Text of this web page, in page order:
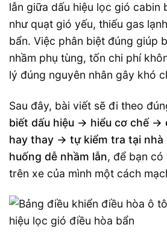
lẫn giữa dấu hiệu lọc gió cabin
như quạt gió yếu, thiếu gas
bẩn. Việc phân biệt đúng giúp
nhầm phụ tùng, tốn chi phí
lý đúng nguyên nhân gây khó
Sau đây, bài viết sẽ đi theo
biết dấu hiệu → hiểu cơ chế →
hay thay → tự kiểm tra tại
huống dễ nhầm lẫn, để bạn
trên xe của mình một cách